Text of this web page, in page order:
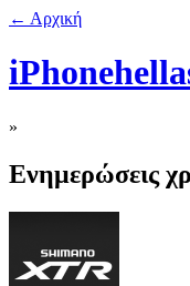
← Αρχική
»
Ενημερώσεις